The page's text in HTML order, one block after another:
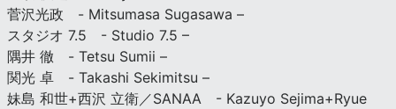
菅沢光政 - Mitsumasa Sugasawa –
スタジオ 7.5 - Studio 7.5 –
隅井 徹 - Tetsu Sumii –
関光 卓 - Takashi Sekimitsu –
妹島 和世+西沢 立衛／SANAA - Kazuyo Sejima+Ryue